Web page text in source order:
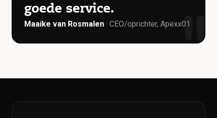
"
goede service.
Maaike van Rosmalen · CEO/oprichter, Apexx01